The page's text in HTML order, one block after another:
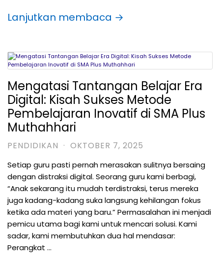
Lanjutkan membaca →
Mengatasi Tantangan Belajar Era
Digital: Kisah Sukses Metode
Pembelajaran Inovatif di SMA Plus
Muthahhari
PENDIDIKAN · OKTOBER 7, 2025
Setiap guru pasti pernah merasakan sulitnya bersaing
dengan distraksi digital. Seorang guru kami berbagi,
“Anak sekarang itu mudah terdistraksi, terus mereka
juga kadang-kadang suka langsung kehilangan fokus
ketika ada materi yang baru.” Permasalahan ini menjadi
pemicu utama bagi kami untuk mencari solusi. Kami
sadar, kami membutuhkan dua hal mendasar:
Perangkat …